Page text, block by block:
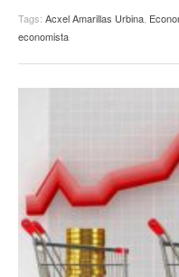
Tags: Acxel Amarillas Urbina
economista